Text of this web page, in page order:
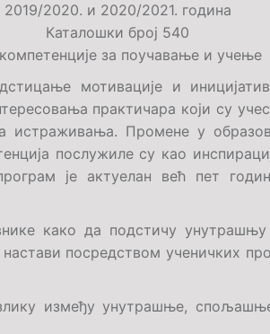
2019/2020. и 2020/2021. година
Каталошки број 540
компетенције за поучавање и учење
мотивације и
практичара који су
истраживања. Промене у
послужиле су као
је актуелан већ пет
како да подстичу
посредством ученичких
између унутрашње,